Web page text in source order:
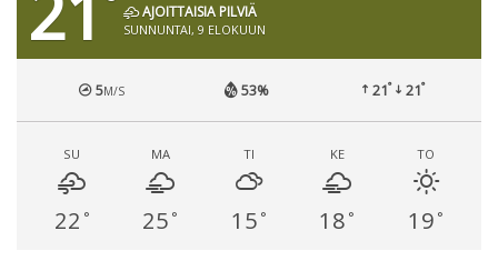
AJOITTAISIA PILVIÄ
SUNNUNTAI, 9 ELOKUUN
5M/S 53% 21° 21°
SU
22 °
MA
25 °
TI
15 °
KE
18 °
TO
19 °